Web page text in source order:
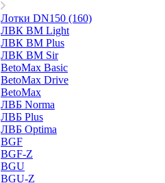
Лотки DN150 (160)
ЛВК ВМ Light
ЛВК ВМ Plus
ЛВК ВМ Sir
BetoMax Basic
BetoMax Drive
BetoMax
ЛВБ Norma
ЛВБ Plus
ЛВБ Optima
BGF
BGF-Z
BGU
BGU-Z